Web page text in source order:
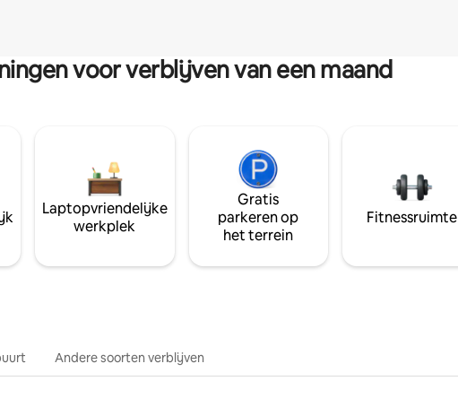
voor verblijven van een maand
Laptopvriendelijke
werkplek
Gratis
parkeren op
het terrein
Fitnessruimte
Andere soorten verblijven